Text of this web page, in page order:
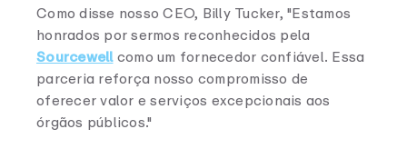
Como disse nosso CEO, Billy Tucker, "Estamos
honrados por sermos reconhecidos pela
Sourcewellcomo um fornecedor confiável. Essa
parceria reforça nosso compromisso de
oferecer valor e serviços excepcionais aos
órgãos públicos."